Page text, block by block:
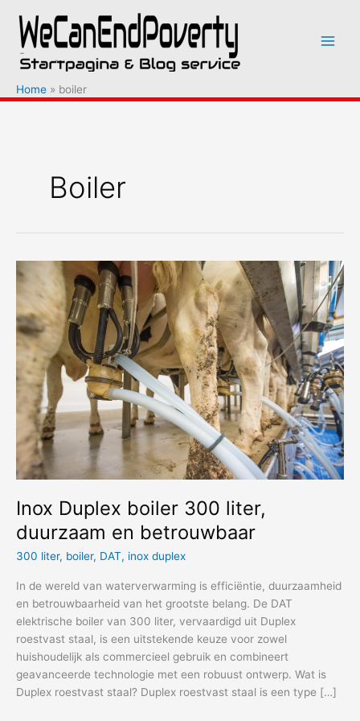
naar
inhoud
Home boiler
Boiler
Inox Duplex boiler 300 liter,
duurzaam en betrouwbaar
300 liter, boiler, DAT, inox duplex
In de wereld van waterverwarming is efficiëntie, duurzaamheid
en betrouwbaarheid van het grootste belang. De DAT
elektrische boiler van 300 liter, vervaardigd uit Duplex
roestvast staal, is een uitstekende keuze voor zowel
huishoudelijk als commercieel gebruik en combineert
geavanceerde technologie met een robuust ontwerp. Wat is
Duplex roestvast staal? Duplex roestvast staal is een type […]